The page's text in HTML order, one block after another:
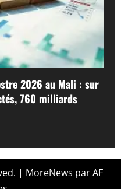
2026 au Mali : sur
760 milliards
| MoreNews par AF